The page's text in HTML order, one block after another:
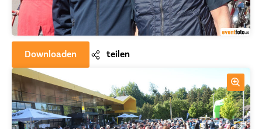
Downloaden teilen